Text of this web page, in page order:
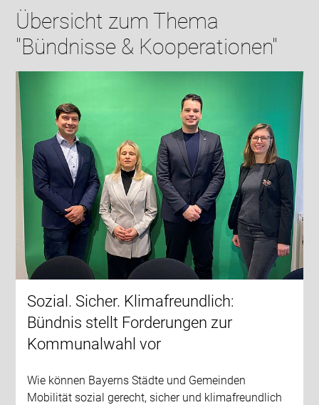
Übersicht zum Thema
"Bündnisse & Kooperationen"
Sozial. Sicher. Klimafreundlich:
Bündnis stellt Forderungen zur
Kommunalwahl vor
Wie können Bayerns Städte und Gemeinden
Mobilität sozial gerecht, sicher und klimafreundlich